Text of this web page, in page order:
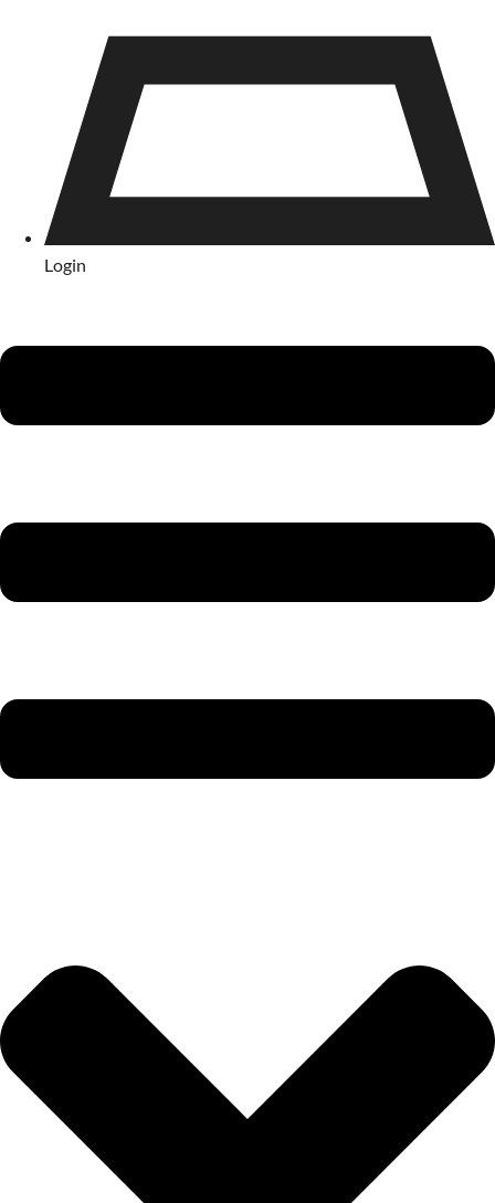
Login